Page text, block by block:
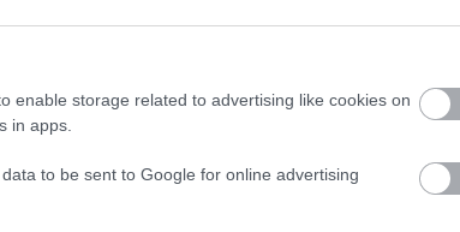
enable storage related to advertising like cookies on
in apps.
to be sent to Google for online advertising
ban már a globális ultragazdagok 2,8
Knight Frank
bővülést Indonéziától, Szaúd-